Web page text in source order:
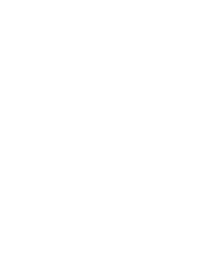
s našim kompletným